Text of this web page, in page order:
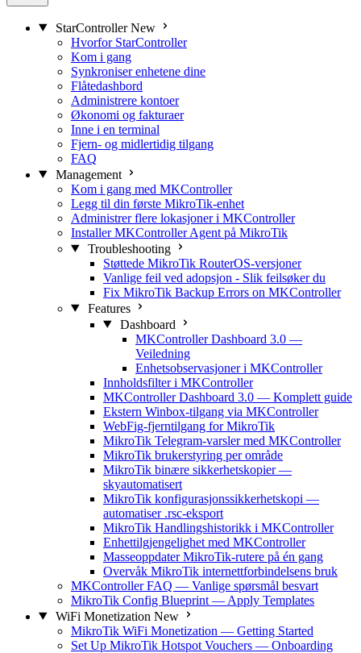
StarController New
Hvorfor StarController
Kom i gang
Synkroniser enhetene dine
Flåtedashbord
Administrere kontoer
Økonomi og fakturaer
Inne i en terminal
Fjern- og midlertidig tilgang
FAQ
Management
Kom i gang med MKController
Legg til din første MikroTik-enhet
Administrer flere lokasjoner i MKController
Installer MKController Agent på MikroTik
Troubleshooting
Støttede MikroTik RouterOS-versjoner
Vanlige feil ved adopsjon - Slik feilsøker du
Fix MikroTik Backup Errors on MKController
Features
Dashboard
MKController Dashboard 3.0 —
Veiledning
Enhetsobservasjoner i MKController
Innholdsfilter i MKController
MKController Dashboard 3.0 — Komplett guide
Ekstern Winbox-tilgang via MKController
WebFig-fjerntilgang for MikroTik
MikroTik Telegram-varsler med MKController
MikroTik brukerstyring per område
MikroTik binære sikkerhetskopier —
skyautomatisert
MikroTik konfigurasjonssikkerhetskopi —
automatiser .rsc-eksport
MikroTik Handlingshistorikk i MKController
Enhettilgjengelighet med MKController
Masseoppdater MikroTik-rutere på én gang
Overvåk MikroTik internettforbindelsens bruk
MKController FAQ — Vanlige spørsmål besvart
MikroTik Config Blueprint — Apply Templates
WiFi Monetization New
MikroTik WiFi Monetization — Getting Started
Set Up MikroTik Hotspot Vouchers — Onboarding